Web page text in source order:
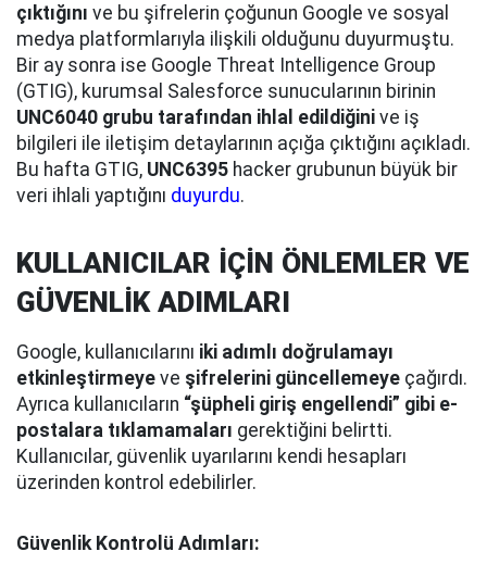
çıktığını ve bu şifrelerin çoğunun Google ve sosyal
medya platformlarıyla ilişkili olduğunu duyurmuştu.
Bir ay sonra ise Google Threat Intelligence Group
(GTIG), kurumsal Salesforce sunucularının birinin
UNC6040 grubu tarafından ihlal edildiğini ve iş
bilgileri ile iletişim detaylarının açığa çıktığını açıkladı.
Bu hafta GTIG, UNC6395 hacker grubunun büyük bir
veri ihlali yaptığını duyurdu.
KULLANICILAR İÇİN ÖNLEMLER VE
GÜVENLİK ADIMLARI
Google, kullanıcılarını iki adımlı doğrulamayı
etkinleştirmeye ve şifrelerini güncellemeye çağırdı.
Ayrıca kullanıcıların “şüpheli giriş engellendi” gibi e-
postalara tıklamamaları gerektiğini belirtti.
Kullanıcılar, güvenlik uyarılarını kendi hesapları
üzerinden kontrol edebilirler.
Güvenlik Kontrolü Adımları: